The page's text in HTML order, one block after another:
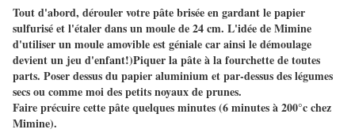
Tout d'abord, dérouler votre pâte brisée en gardant le papier
sulfurisé et l'étaler dans un moule de 24 cm. L'idée de Mimine
d'utiliser un moule amovible est géniale car ainsi le démoulage
devient un jeu d'enfant!)Piquer la pâte à la fourchette de toutes
parts. Poser dessus du papier aluminium et par-dessus des légumes
secs ou comme moi des petits noyaux de prunes.
Faire précuire cette pâte quelques minutes (6 minutes à 200°c chez
Mimine).